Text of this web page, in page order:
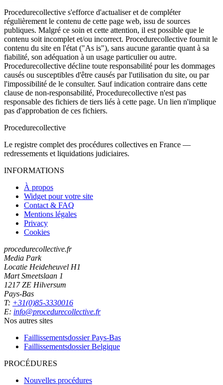
Procedurecollective s'efforce d'actualiser et de compléter
régulièrement le contenu de cette page web, issu de sources
publiques. Malgré ce soin et cette attention, il est possible que le
contenu soit incomplet et/ou incorrect. Procedurecollective fournit le
contenu du site en l'état ("As is"), sans aucune garantie quant à sa
fiabilité, son adéquation à un usage particulier ou autre.
Procedurecollective décline toute responsabilité pour les dommages
causés ou susceptibles d'être causés par l'utilisation du site, ou par
l'impossibilité de le consulter. Sauf indication contraire dans cette
clause de non-responsabilité, Procedurecollective n'est pas
responsable des fichiers de tiers liés à cette page. Un lien n'implique
pas d'approbation de ces fichiers.
Procedurecollective
Le registre complet des procédures collectives en France —
redressements et liquidations judiciaires.
INFORMATIONS
À propos
Widget pour votre site
Contact & FAQ
Mentions légales
Privacy
Cookies
procedurecollective.fr
Media Park
Locatie Heideheuvel H1
Mart Smeetslaan 1
1217 ZE Hilversum
Pays-Bas
T: +31(0)85-3330016
E: info@procedurecollective.fr
Nos autres sites
Faillissementsdossier Pays-Bas
Faillissementsdossier Belgique
PROCÉDURES
Nouvelles procédures